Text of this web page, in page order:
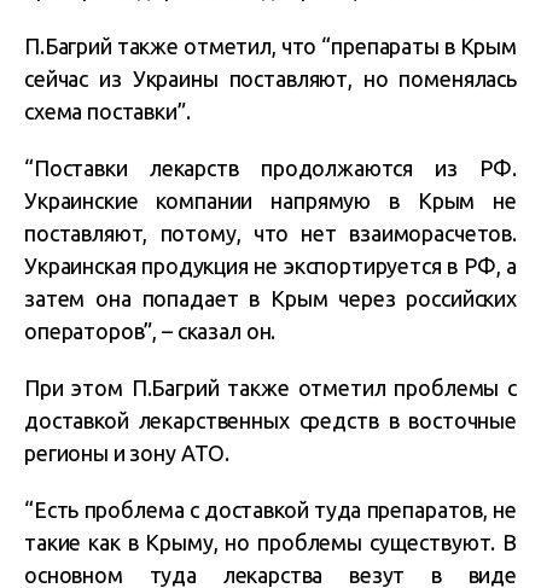
П.Багрий также отметил, что “препараты в Крым
сейчас из Украины поставляют, но поменялась
схема поставки”.
“Поставки лекарств продолжаются из РФ.
Украинские компании напрямую в Крым не
поставляют, потому, что нет взаиморасчетов.
Украинская продукция не экспортируется в РФ, а
затем она попадает в Крым через российских
операторов”, – сказал он.
При этом П.Багрий также отметил проблемы с
доставкой лекарственных средств в восточные
регионы и зону АТО.
“Есть проблема с доставкой туда препаратов, не
такие как в Крыму, но проблемы существуют. В
основном туда лекарства везут в виде